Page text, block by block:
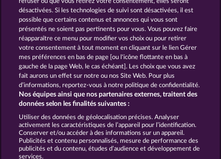
PHANTOMS MIRROR
CGU Charte de confidentialité
Mentions légales Société FAQ
Facebook
Envoyer la demande de rétractation
désactivées. Si les technologies de suivi sont désactivées, il est
possible que certains contenus et annonces qui vous sont
présentés ne soient pas pertinents pour vous. Vous pouvez faire
réapparaître ce menu pour modifier vos choix ou pour retirer
votre consentement à tout moment en cliquant sur le lien Gérer
mes préférences en bas de page [ou l'icône flottante en bas à
gauche de la page Web, le cas échéant]. Les choix que vous avez
fait aurons un effet sur notre ou nos Site Web. Pour plus
d’informations, reportez-vous à notre politique de confidentialité.
Nos équipes ainsi que nos partenaires externes, traitent des
données selon les finalités suivantes :
Utiliser des données de géolocalisation précises. Analyser
activement les caractéristiques de l’appareil pour l’identification.
Conserver et/ou accéder à des informations sur un appareil.
Publicités et contenu personnalisés, mesure de performance des
publicités et du contenu, études d’audience et développement de
services.